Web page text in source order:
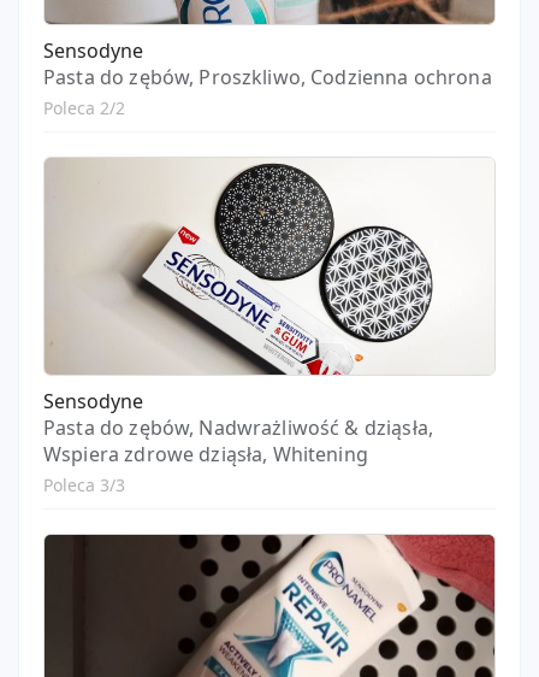
Sensodyne
Pasta do zębów, Proszkliwo, Codzienna ochrona
Poleca 2/2
Sensodyne
Pasta do zębów, Nadwrażliwość & dziąsła,
Wspiera zdrowe dziąsła, Whitening
Poleca 3/3